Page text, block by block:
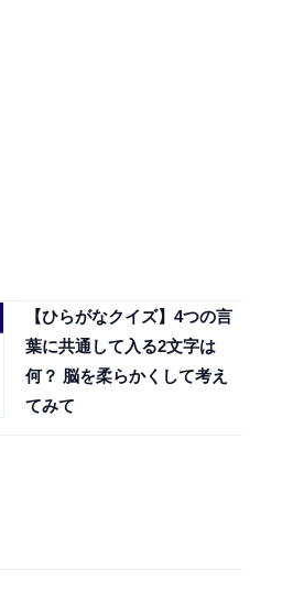
【ひらがなクイズ】4つの言
葉に共通して入る2文字は
何？ 脳を柔らかくして考え
てみて